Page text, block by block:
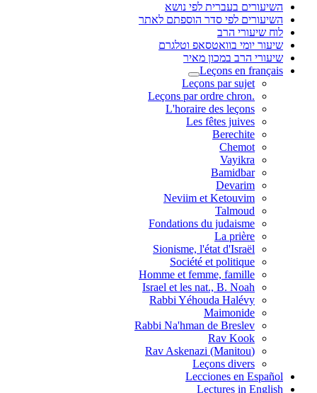
השיעורים בעברית לפי נושא
השיעורים לפי סדר הוספתם לאתר
לוח שיעורי הרב
שיעור יומי בוואטסאפ וטלגרם
שיעורי הרב במכון מאיר
Leçons en français
Leçons par sujet
.Leçons par ordre chron
L'horaire des leçons
Les fêtes juives
Berechite
Chemot
Vayikra
Bamidbar
Devarim
Neviim et Ketouvim
Talmoud
Fondations du judaisme
La prière
Sionisme, l'état d'Israël
Société et politique
Homme et femme, famille
Israel et les nat., B. Noah
Rabbi Yéhouda Halévy
Maimonide
Rabbi Na'hman de Breslev
Rav Kook
(Rav Askenazi (Manitou
Leçons divers
Lecciones en Español
Lectures in English